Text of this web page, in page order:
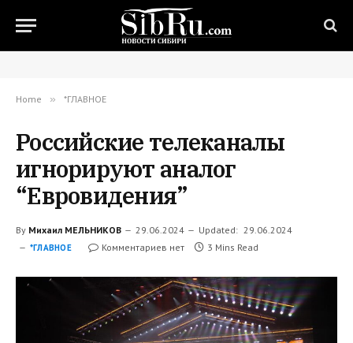
Home » *ГЛАВНОЕ
Российские телеканалы
игнорируют аналог
“Евровидения”
By Михаил МЕЛЬНИКОВ 29.06.2024 Updated: 29.06.2024
*ГЛАВНОЕ Комментариев нет 3 Mins Read